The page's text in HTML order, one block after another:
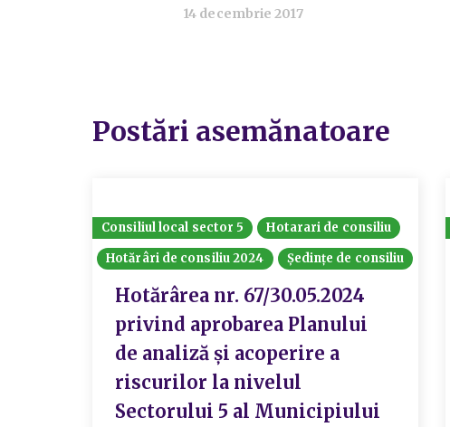
14 decembrie 2017
Postări asemănatoare
Consiliul local sector 5
Hotarari de consiliu
Hotărâri de consiliu 2024
Ședințe de consiliu
Hotărârea nr. 67/30.05.2024
privind aprobarea Planului
de analiză și acoperire a
riscurilor la nivelul
Sectorului 5 al Municipiului